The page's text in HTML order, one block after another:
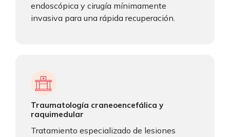
endoscópica y cirugía mínimamente
invasiva para una rápida recuperación.
Traumatología craneoencefálica y
raquimedular
Tratamiento especializado de lesiones